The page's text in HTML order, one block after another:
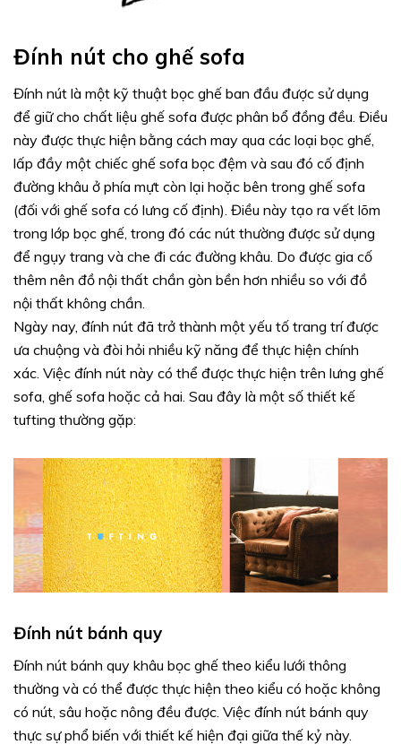
Đính nút cho ghế sofa
Đính nút là một kỹ thuật bọc ghế ban đầu được sử dụng
để giữ cho chất liệu ghế sofa được phân bổ đồng đều. Điều
này được thực hiện bằng cách may qua các loại bọc ghế,
lấp đầy một chiếc ghế sofa bọc đệm và sau đó cố định
đường khâu ở phía mựt còn lại hoặc bên trong ghế sofa
(đối với ghế sofa có lưng cố định). Điều này tạo ra vết lõm
trong lớp bọc ghế, trong đó các nút thường được sử dụng
để ngụy trang và che đi các đường khâu. Do được gia cố
thêm nên đồ nội thất chần gòn bền hơn nhiều so với đồ
nội thất không chần.
Ngày nay, đính nút đã trở thành một yếu tố trang trí được
ưa chuộng và đòi hỏi nhiều kỹ năng để thực hiện chính
xác. Việc đính nút này có thể được thực hiện trên lưng ghế
sofa, ghế sofa hoặc cả hai. Sau đây là một số thiết kế
tufting thường gặp:
Đính nút bánh quy
Đính nút bánh quy khâu bọc ghế theo kiểu lưới thông
thường và có thể được thực hiện theo kiểu có hoặc không
có nút, sâu hoặc nông đều được. Việc đính nút bánh quy
thực sự phổ biến với thiết kế hiện đại giữa thế kỷ này.